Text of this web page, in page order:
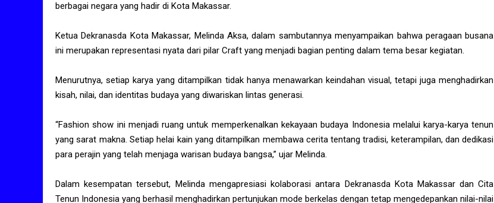
berbagai negara yang hadir di Kota Makassar.
Ketua Dekranasda Kota Makassar, Melinda Aksa, dalam sambutannya menyampaikan bahwa peragaan busana
ini merupakan representasi nyata dari pilar Craft yang menjadi bagian penting dalam tema besar kegiatan.
Menurutnya, setiap karya yang ditampilkan tidak hanya menawarkan keindahan visual, tetapi juga menghadirkan
kisah, nilai, dan identitas budaya yang diwariskan lintas generasi.
“Fashion show ini menjadi ruang untuk memperkenalkan kekayaan budaya Indonesia melalui karya-karya tenun
yang sarat makna. Setiap helai kain yang ditampilkan membawa cerita tentang tradisi, keterampilan, dan dedikasi
para perajin yang telah menjaga warisan budaya bangsa,” ujar Melinda.
Dalam kesempatan tersebut, Melinda mengapresiasi kolaborasi antara Dekranasda Kota Makassar dan Cita
Tenun Indonesia yang berhasil menghadirkan pertunjukan mode berkelas dengan tetap mengedepankan nilai-nilai